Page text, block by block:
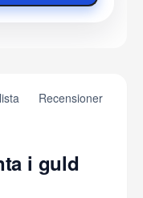
Recensioner
i guld